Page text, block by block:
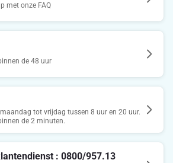
met onze FAQ
de 48 uur
tot vrijdag tussen 8 uur en 20 uur.
de 2 minuten.
: 0800/957.13